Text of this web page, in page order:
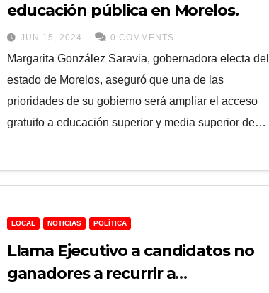
educación pública en Morelos.
JUN 15, 2024 0 COMMENTS
Margarita González Saravia, gobernadora electa del
estado de Morelos, aseguró que una de las
prioridades de su gobierno será ampliar el acceso
gratuito a educación superior y media superior de…
LOCAL NOTICIAS POLÍTICA
Llama Ejecutivo a candidatos no
ganadores a recurrir a